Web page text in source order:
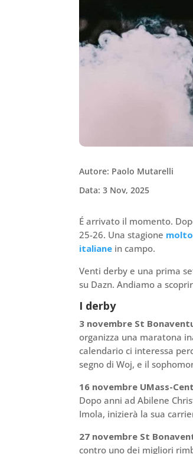
Autore: Paolo Mutarelli
Data: 3 Nov, 2025
É arrivato il momento.
25-26. Una stagione
italiane in campo.
Venti derby e una prima
su Dazn. Andiamo a
I derby
3 novembre St
organizza una maratona
calendario ci interessa
segno di Woj, e il
16 novembre UMass-
Dopo anni ad Abilene
Imola, inizierà la sua
27 novembre St
contro uno dei migliori